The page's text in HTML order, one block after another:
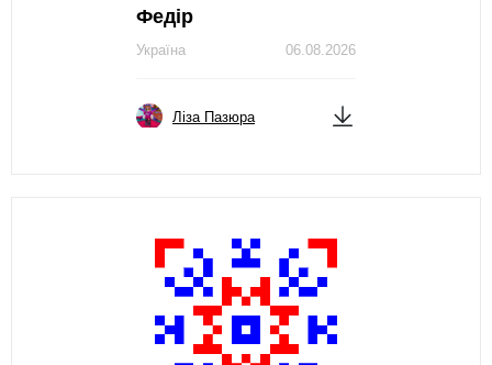
Федір
06.08.2026
Україна
Ліза Пазюра